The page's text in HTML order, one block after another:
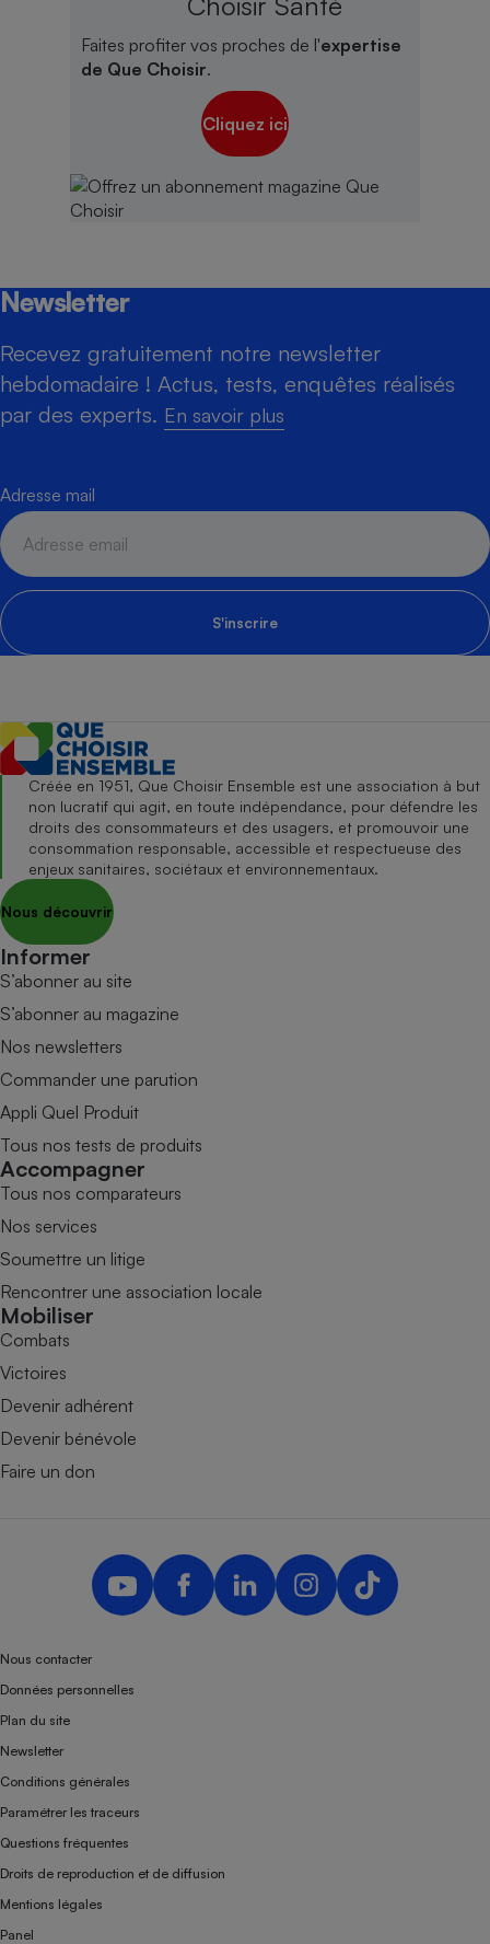
Faites profiter vos proches de l'expertise
de Que Choisir.
Cliquez ici
Newsletter
Recevez gratuitement notre newsletter
hebdomadaire ! Actus, tests, enquêtes réalisés
par des experts. En savoir plus
Adresse mail
S'inscrire
Créée en 1951, Que Choisir Ensemble est une association à but
non lucratif qui agit, en toute indépendance, pour défendre les
droits des consommateurs et des usagers, et promouvoir une
consommation responsable, accessible et respectueuse des
enjeux sanitaires, sociétaux et environnementaux.
Nous découvrir
Informer
S’abonner au site
S’abonner au magazine
Nos newsletters
Commander une parution
Appli Quel Produit
Tous nos tests de produits
Accompagner
Tous nos comparateurs
Nos services
Soumettre un litige
Rencontrer une association locale
Mobiliser
Combats
Victoires
Devenir adhérent
Devenir bénévole
Faire un don
Nous contacter
Données personnelles
Plan du site
Newsletter
Conditions générales
Paramétrer les traceurs
Questions fréquentes
Droits de reproduction et de diffusion
Mentions légales
Panel